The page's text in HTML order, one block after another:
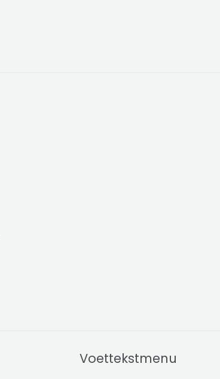
Voettekstmenu